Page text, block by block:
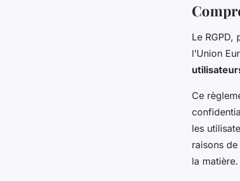
Le RGPD,
l’Union
Ce
les
raisons
la matière.